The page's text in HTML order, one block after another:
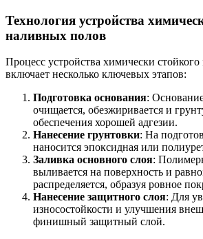
Технология устройства
наливных полов
Процесс устройства химически
включает несколько ключевых этапов:
Подготовка основания:
очищается, обезжиривается и
обеспечения хорошей адгезии.
Нанесение грунтовки: На
наносится эпоксидная или
Заливка основного слоя:
выливается на поверхность и
распределяется, образуя ровное
Нанесение защитного слоя: Для
износостойкости и улучшения
финишный защитный слой.